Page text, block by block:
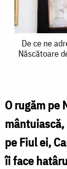
De
ce
Maicii
Domnului
cu:
„Preasfântă
De ce ne
Născătoare
O rugăm pe
pe Fiul ei,
îi face